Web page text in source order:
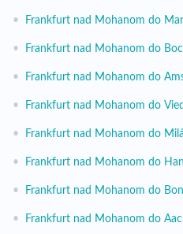
• Frankfurt nad Mohanom do
• Frankfurt nad Mohanom do
• Frankfurt nad Mohanom do
• Frankfurt nad Mohanom do
• Frankfurt nad Mohanom do
• Frankfurt nad Mohanom do
• Frankfurt nad Mohanom do
• Frankfurt nad Mohanom do